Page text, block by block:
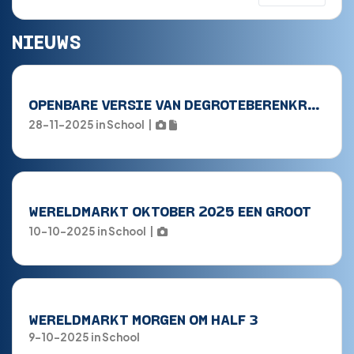
NIEUWS
O
PENBARE VERSIE VAN DEGROTEBERENKRANT NOVEMBER
28-11-2025 inSchool
WERELDMARKT OKTOBER 2025 EEN GROOT
10-10-2025 inSchool
WERELDMARKT MORGEN OM HALF 3
9-10-2025 inSchool